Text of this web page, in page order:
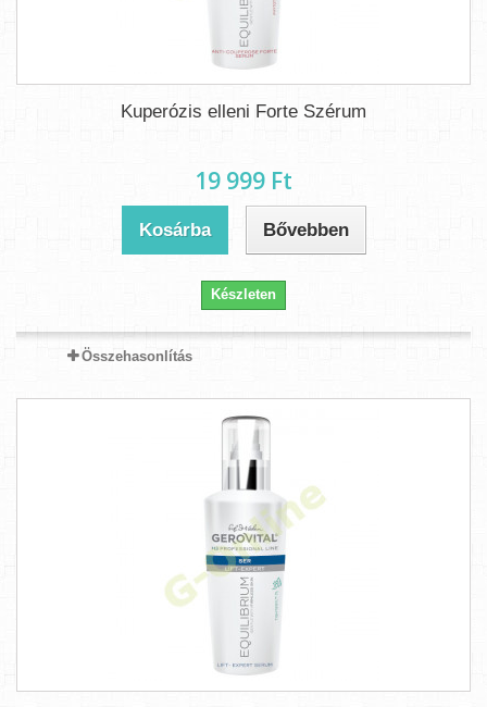
Kuperózis elleni Forte Szérum
19 999 Ft‎
Kosárba Bővebben
Készleten
Összehasonlítás